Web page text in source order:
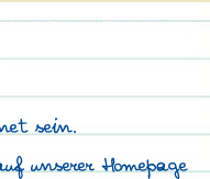
sein.
unserer Homepage